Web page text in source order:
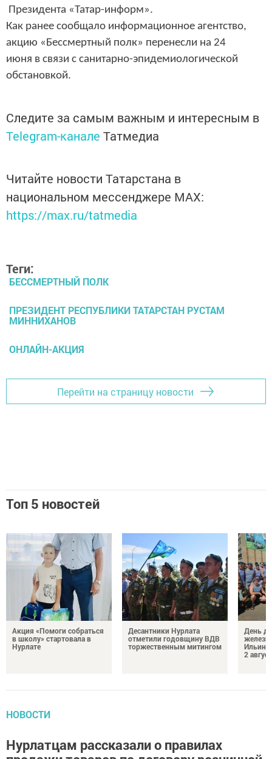
Президента «Татар-информ».
Как ранее сообщало информационное агентство,
акцию «Бессмертный полк» перенесли на 24
июня в связи с санитарно-эпидемиологической
обстановкой.
Следите за самым важным и интересным в
Telegram-канале Татмедиа
Читайте новости Татарстана в
национальном мессенджере MАХ:
https://max.ru/tatmedia
Теги:
БЕССМЕРТНЫЙ ПОЛК
ПРЕЗИДЕНТ РЕСПУБЛИКИ ТАТАРСТАН РУСТАМ
МИННИХАНОВ
ОНЛАЙН-АКЦИЯ
Перейти на страницу новости
Топ 5 новостей
Акция «Помоги собраться
в школу» стартовала в
Нурлате
Десантники Нурлата
отметили годовщину ВДВ
торжественным митингом
День
Ильин
2
НОВОСТИ
Нурлатцам рассказали о правилах